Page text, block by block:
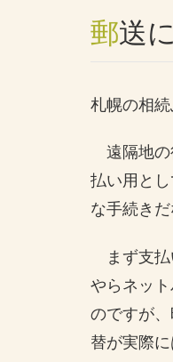
郵
札幌の相
遠隔地の
払い用と
な手続きだ
まず支払
やらネッ
のですが
替が実際